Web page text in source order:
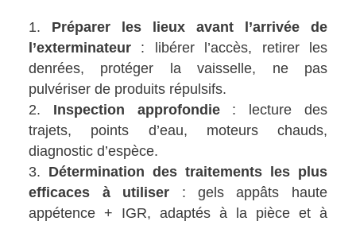
Préparer les lieux avant l’arrivée de
l’exterminateur : libérer l’accès, retirer les
denrées, protéger la vaisselle, ne pas
pulvériser de produits répulsifs.
Inspection approfondie: lecture des
trajets, points d’eau, moteurs chauds,
diagnostic d’espèce.
Détermination des traitements les plus
efficaces à utiliser : gels appâts haute
appétence + IGR, adaptés à la pièce et à